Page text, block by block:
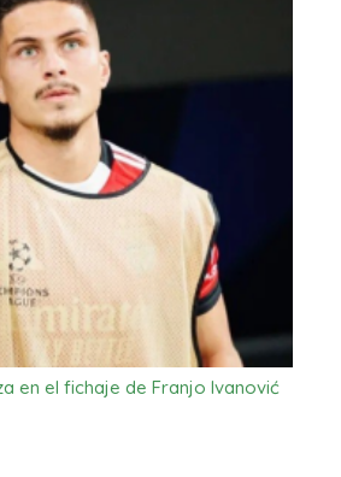
en el fichaje de Franjo Ivanović